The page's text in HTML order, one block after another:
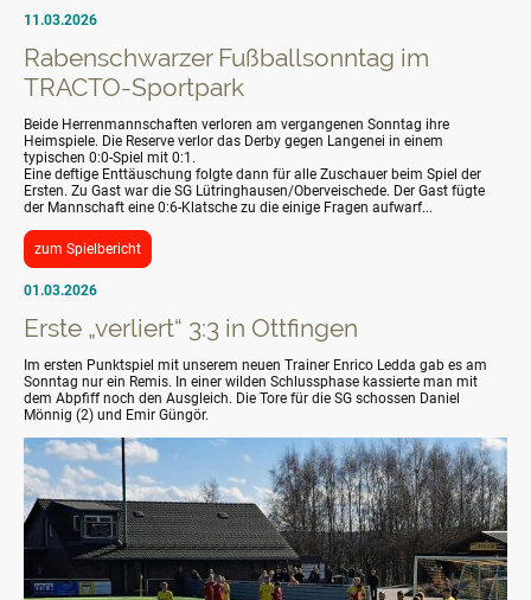
11.03.2026
Rabenschwarzer Fußballsonntag im
TRACTO-Sportpark
Beide Herrenmannschaften verloren am vergangenen Sonntag ihre
Heimspiele. Die Reserve verlor das Derby gegen Langenei in einem
typischen 0:0-Spiel mit 0:1.
Eine deftige Enttäuschung folgte dann für alle Zuschauer beim Spiel der
Ersten. Zu Gast war die SG Lütringhausen/Oberveischede. Der Gast fügte
der Mannschaft eine 0:6-Klatsche zu die einige Fragen aufwarf...
zum Spielbericht
01.03.2026
Erste „verliert“ 3:3 in Ottfingen
Im ersten Punktspiel mit unserem neuen Trainer Enrico Ledda gab es am
Sonntag nur ein Remis. In einer wilden Schlussphase kassierte man mit
dem Abpfiff noch den Ausgleich. Die Tore für die SG schossen Daniel
Mönnig (2) und Emir Güngör.